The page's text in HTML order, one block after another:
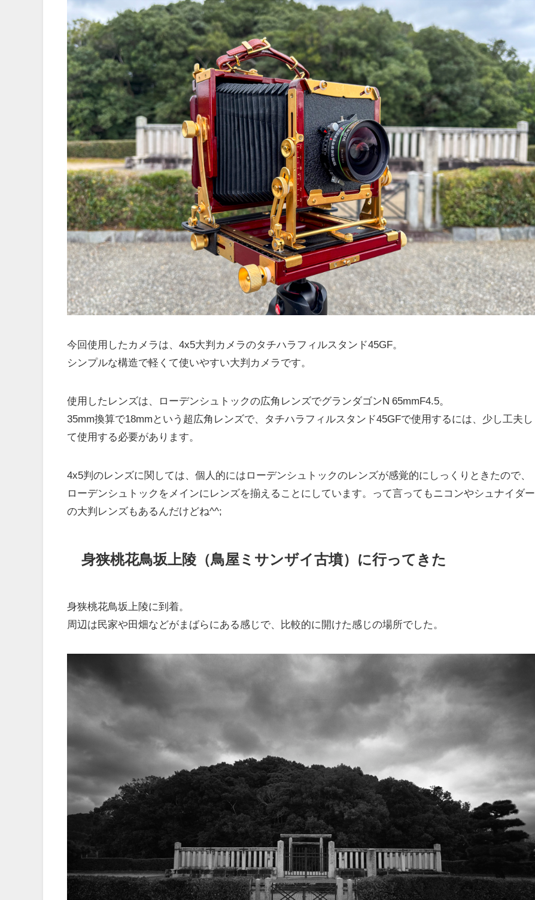
今回使用したカメラは、4x5大判カメラのタチハラフィルスタンド45GF。
シンプルな構造で軽くて使いやすい大判カメラです。
使用したレンズは、ローデンシュトックの広角レンズでグランダゴンN 65mmF4.5。
35mm換算で18mmという超広角レンズで、タチハラフィルスタンド45GFで使用するには、少し工夫し
て使用する必要があります。
4x5判のレンズに関しては、個人的にはローデンシュトックのレンズが感覚的にしっくりときたので、
ローデンシュトックをメインにレンズを揃えることにしています。って言ってもニコンやシュナイダー
の大判レンズもあるんだけどね^^;
身狭桃花鳥坂上陵（鳥屋ミサンザイ古墳）に行ってきた
身狭桃花鳥坂上陵に到着。
周辺は民家や田畑などがまばらにある感じで、比較的に開けた感じの場所でした。